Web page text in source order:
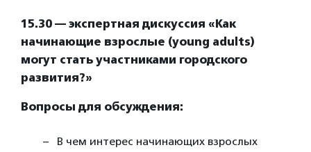
15.30 — экспертная дискуссия «Как
начинающие взрослые (young adults)
могут стать участниками городского
развития?»
Вопросы для обсуждения:
В чем интерес начинающих взрослых